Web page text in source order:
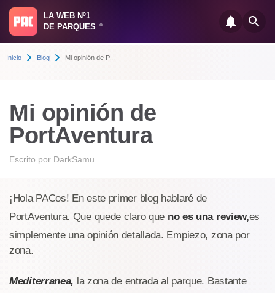
LA WEB Nº1
DE PARQUES
®
Inicio Blog Mi opinión de P...
Mi opinión de
PortAventura
Escrito por DarkSamu
¡Hola PACos! En este primer blog hablaré de
PortAventura. Que quede claro que no es una review,es
simplemente una opinión detallada. Empiezo, zona por
zona.
Mediterranea, la zona de entrada al parque. Bastante